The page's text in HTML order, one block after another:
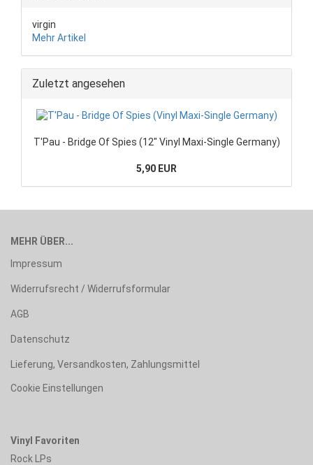
virgin
Mehr Artikel
Zuletzt angesehen
T'Pau - Bridge Of Spies (12" Vinyl Maxi-Single Germany)
5,90 EUR
MEHR ÜBER...
Impressum
Widerrufsrecht / Widerrufsformular
AGB
Datenschutz
Lieferung, Versandkosten, Zahlungsmittel
Cookie Einstellungen
Vinyl Favoriten
Rock LPs